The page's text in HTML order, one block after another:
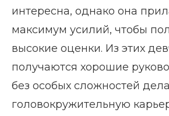
интересна, однако она
максимум усилий, чтобы
высокие оценки. Из этих
получаются хорошие
без особых сложностей
головокружительную